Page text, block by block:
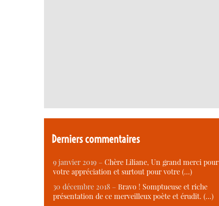
Derniers commentaires
9 janvier 2019 – Chère Liliane, Un grand merci pour
votre appréciation et surtout pour votre (…)
30 décembre 2018 – Bravo ! Somptueuse et riche
présentation de ce merveilleux poète et érudit. (…)